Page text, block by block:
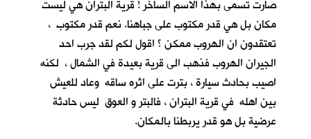
صارت تسمى بهذا الاسم الساخر ! قرية البتران هي ليست
مكان بل هي قدر مكتوب على جباهنا. نعم قدر مكتوب ،
تعتقدون ان الهروب ممكن ؟ اقول لكم لقد جرب احد
الجيران الهروب فذهب الى قرية بعيدة في الشمال ، لكنه
اصيب بحادث سيارة ، بترت على اثره ساقه وعاد للعيش
بين اهله في قرية البتران ، فالبتر و العوق ليس حادثة
عرضية بل هو قدر يربطنا بالمكان.